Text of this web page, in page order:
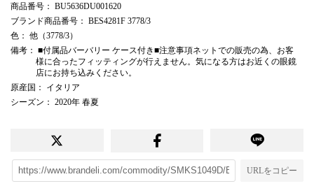
商品番号 ： BU5636DU001620
ブランド商品番号 ： BES4281F 3778/3
色 ： 他（3778/3）
備考 ： ■付属品バーバリー ケース付き■注意事項ネットでの販売の為、お客
様に合ったフィッティングが行えません。気になる方はお近くの眼鏡
店にお持ち込みください。
原産国 ： イタリア
シーズン ： 2020年 春夏
URLをコピー